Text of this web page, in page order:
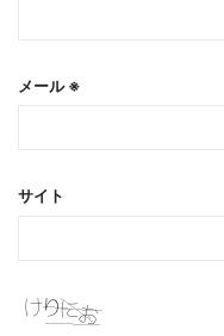
メール※
サイト